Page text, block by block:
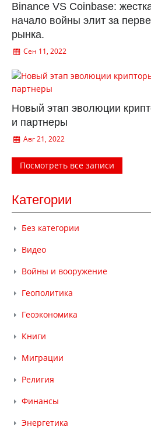
Binance VS Coinbase:
начало войны элит за
рынка.
Сен 11, 2022
Новый этап эволюции
и партнеры
Авг 21, 2022
Посмотреть все записи
Категории
Без категории
Видео
Войны и вооружение
Геополитика
Геоэкономика
Книги
Миграции
Религия
Финансы
Энергетика